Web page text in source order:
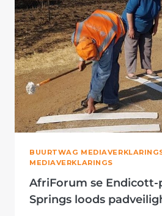
ONDER
HULLE
VOETE
GROEI
NIE
BUURTWAG
MEDIAVERKLARINGS
AfriForum se Endicott-
Springs loods